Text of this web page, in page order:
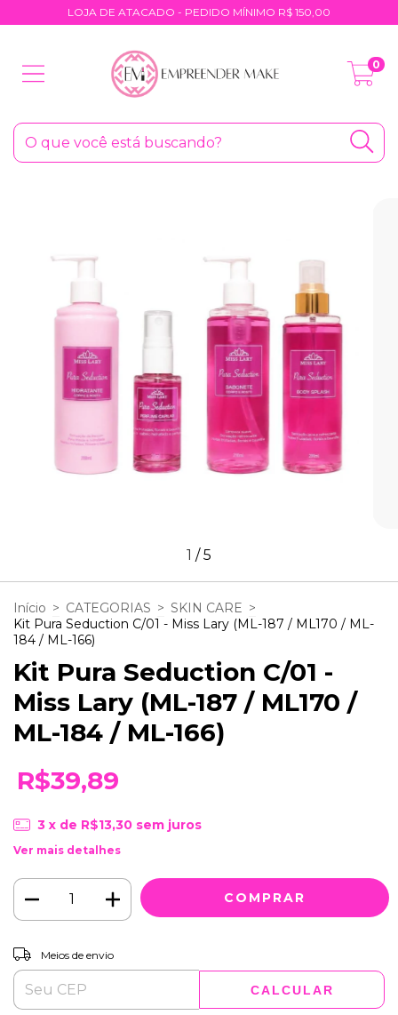
LOJA DE ATACADO - PEDIDO MÍNIMO R$ 150,00
0
1 /5
Início > CATEGORIAS > SKIN CARE >
Kit Pura Seduction C/01 - Miss Lary (ML-187 / ML170 / ML-
184 / ML-166)
Kit Pura Seduction C/01 -
Miss Lary (ML-187 / ML170 /
ML-184 / ML-166)
R$39,89
3 x de R$13,30 sem juros
Ver mais detalhes
Entregas para o CEP:
Meios de envio
CALCULAR